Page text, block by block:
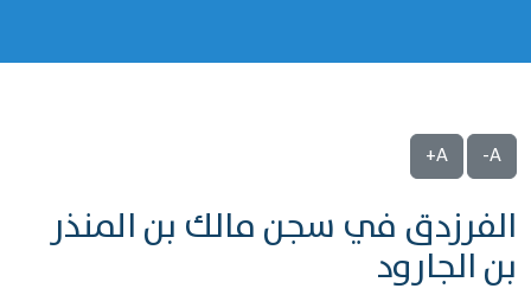
A-
A+
الفرزدق في سجن مالك بن المنذر
بن الجارود